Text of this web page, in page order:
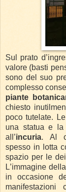
Sul prato
valore (basti
sono del suo
complesso
piante
chiesto
poco tutelate.
una statua e la
all’incuria. Al
spesso in lotta
spazio per le
L’immagine
in occasione